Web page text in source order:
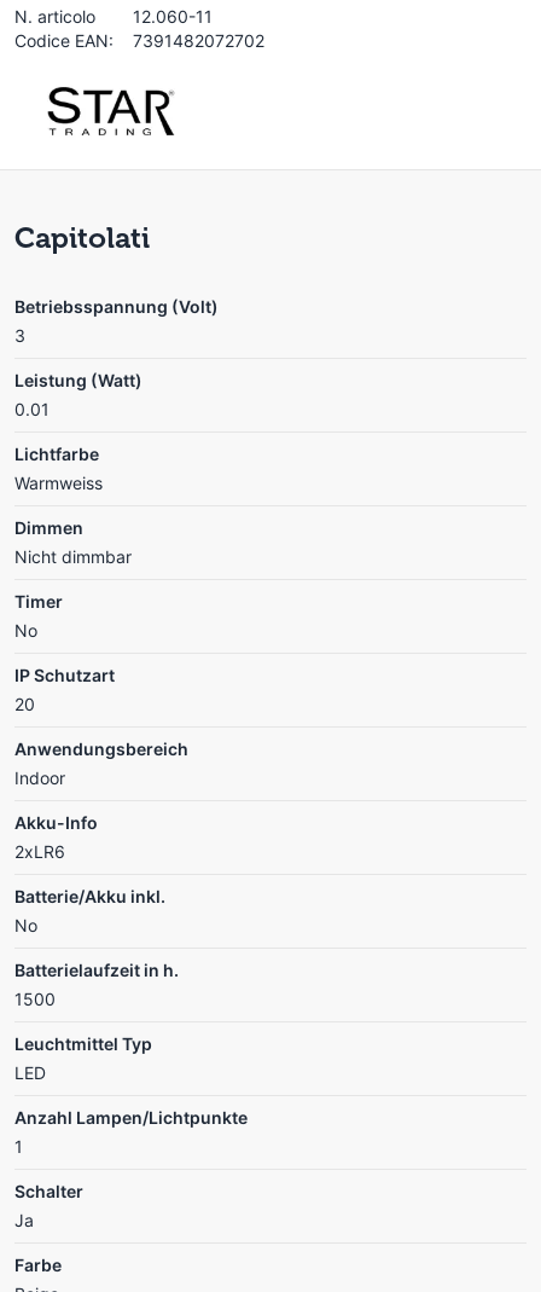
N. articolo
12.060-11
Codice EAN:
7391482072702
Capitolati
Betriebsspannung (Volt)
3
Leistung (Watt)
0.01
Lichtfarbe
Warmweiss
Dimmen
Nicht dimmbar
Timer
No
IP Schutzart
20
Anwendungsbereich
Indoor
Akku-Info
2xLR6
Batterie/Akku inkl.
No
Batterielaufzeit in h.
1500
Leuchtmittel Typ
LED
Anzahl Lampen/Lichtpunkte
1
Schalter
Ja
Farbe